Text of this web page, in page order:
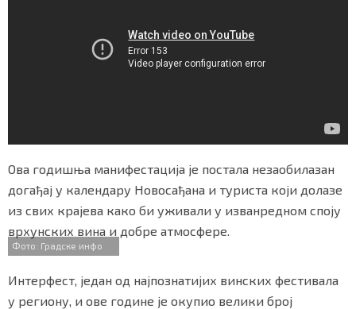
Ова годишња манифестација је постала незаобилазан
догађај у календару Новосађана и туриста који долазе
из свих крајева како би уживали у изванредном споју
врхунских вина и добре атмосфере.
Фото: Градске инфо
Интерфест, један од најпознатијих винских фестивала
у региону, и ове године је окупио велики број
ПРАТИТЕ НАС
Маркетинг |Услови коришћења|Политика